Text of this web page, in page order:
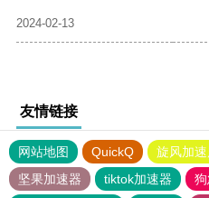
2024-02-13
友情链接
网站地图 QuickQ 旋风加
坚果加速器
tiktok加速器